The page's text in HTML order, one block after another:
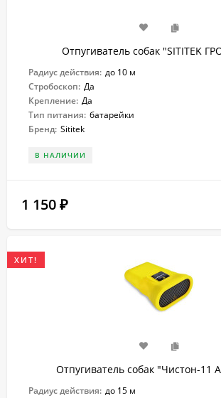
Отпугиватель собак "SITITEK
Радиус действия: до 10 м
Стробоскоп: Да
Крепление: Да
Тип питания: батарейки
Бренд: Sititek
В НАЛИЧИИ
1 150 ₽
ХИТ!
Отпугиватель собак "Чистон-11
Радиус действия: до 15 м